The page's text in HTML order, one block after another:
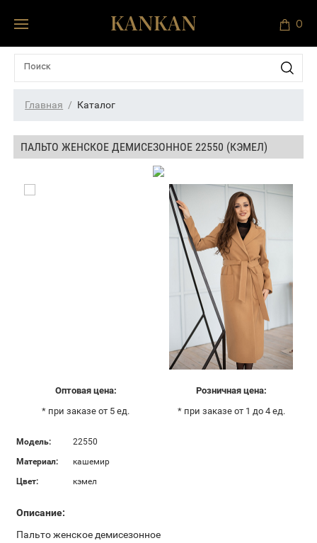
0
Главная Каталог
ПАЛЬТО ЖЕНСКОЕ ДЕМИСЕЗОННОЕ 22550 (КЭМЕЛ)
Оптовая цена:
* при заказе от 5 ед.
Розничная цена:
* при заказе от 1 до 4 ед.
Модель:
22550
Материал:
кашемир
Цвет:
кэмел
Описание:
Пальто женское демисезонное